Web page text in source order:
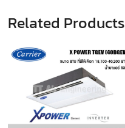
Related Products